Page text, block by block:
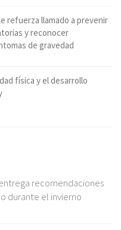
refuerza llamado a prevenir
y reconocer
de gravedad
física y el desarrollo
recomendaciones
durante el invierno